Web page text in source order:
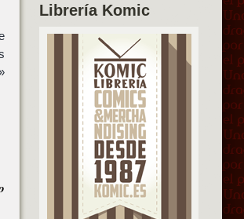
Librería Komic